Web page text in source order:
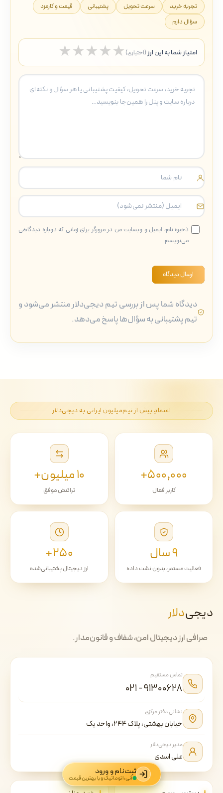
تجربه خرید
سرعت تحویل پشتیبانی
قیمت و کارمزد
سؤال دارم
امتیاز شما به این ارز (اختیاری) ★
5 ستاره
★
4 ستاره
★
3 ستاره
★
2 ستاره
★
1 ستاره
ذخیره نام، ایمیل و وبسایت من در مرورگر برای زمانی که دوباره دیدگاهی
می‌نویسم.
ارسال دیدگاه
دیدگاه شما پس از بررسی تیم دیجی‌دلار منتشر می‌شود و
تیم پشتیبانی به سؤال‌ها پاسخ می‌دهد.
اعتمادِ بیش از نیم‌میلیون ایرانی به دیجی‌دلار
۵۰۰٬۰۰۰+
کاربر فعال
۱۰ میلیون+
تراکنش موفق
۹ سال
فعالیت مستمر، بدون نشت داده
۲۵۰+
ارز دیجیتال پشتیبانی‌شده
دیجی‌دلار
صرافی ارز دیجیتال امن، شفاف و قانون‌مدار.
تماس مستقیم
۰۲۱ - ۹۱۳۰۰۶۲۸
نشانی دفتر مرکزی
خیابان بهشتی، پلاک ۲۴۴، واحد یک
مدیر دیجی‌دلار
علی اسدی
ثبت‌نام و ورود
آنی، اتوماتیک و با بهترین قیمت